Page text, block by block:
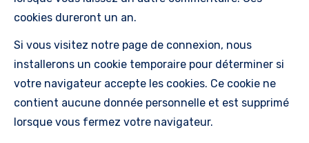
cookies dureront un an.
Si vous visitez notre page de connexion, nous
installerons un cookie temporaire pour déterminer si
votre navigateur accepte les cookies. Ce cookie ne
contient aucune donnée personnelle et est supprimé
lorsque vous fermez votre navigateur.